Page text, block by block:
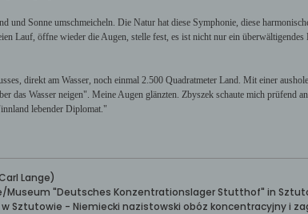
Sonne umschmeicheln. Die Natur hat diese Symphonie, diese
Lauf, öffne wieder die Augen, stelle fest, es ist nicht nur ein überwältigendes
direkt am Wasser, noch einmal 2.500 Quadratmeter Land. Mit einer
das Wasser neigen". Meine Augen glänzten. Zbyszek schaute mich prüfend
lebender Diplomat."
Lange)
Museum "Deutsches Konzentrationslager Stutthof" in
- Niemiecki nazistowski obóz koncentracyjny i